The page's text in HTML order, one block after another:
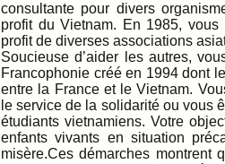
consultante pour divers
profit du Vietnam. En 1985,
profit de diverses associations
Soucieuse d’aider les autres,
Francophonie créé en 1994 dont
entre la France et le Vietnam.
le service de la solidarité ou vous
étudiants vietnamiens. Votre
enfants vivants en situation
misère.Ces démarches